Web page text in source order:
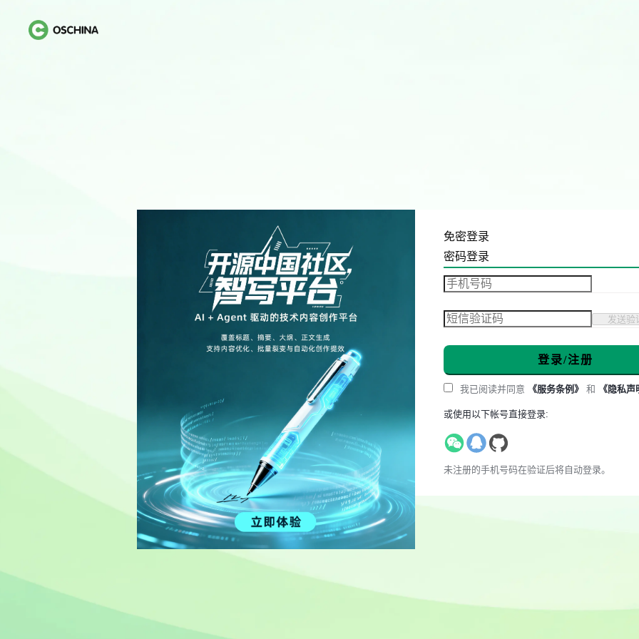
免密登录
密码登录
发送验
登录/注册
我已阅读并同意 《服务条例》 和 《隐私声
或使用以下帐号直接登录:
未注册的手机号码在验证后将自动登录。